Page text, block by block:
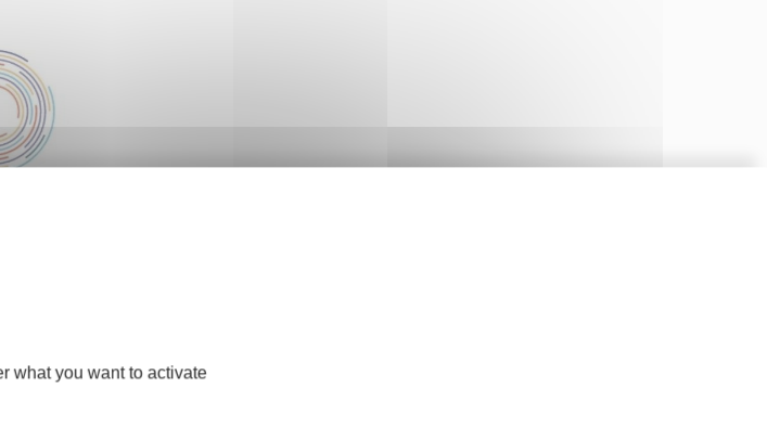
what you want to activate